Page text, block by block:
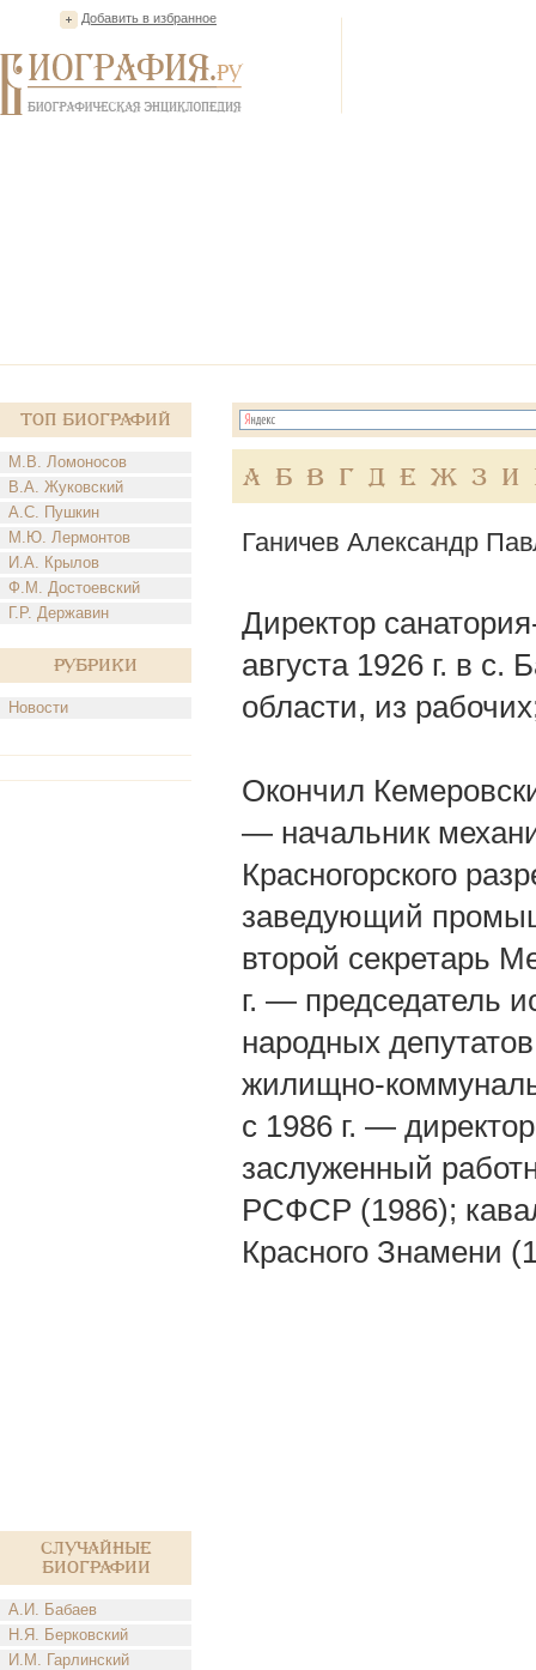
Добавить в избранное
Топ Биографий
М.В. Ломоносов
В.А. Жуковский
А.С. Пушкин
М.Ю. Лермонтов
И.А. Крылов
Ф.М. Достоевский
Г.Р. Державин
Рубрики
Новости
Случайные
биографии
А.И. Бабаев
Н.Я. Берковский
И.М. Гарлинский
А Б В Г Д Е Ж З И
Ганичев Александр
Директор
августа 1926 г. в с.
области, из
Окончил
— начальник
Красногорского
заведующий
второй секретарь
г. — председатель
народных
жилищно-
с 1986 г. —
заслуженный
РСФСР (1986);
Красного Знамени